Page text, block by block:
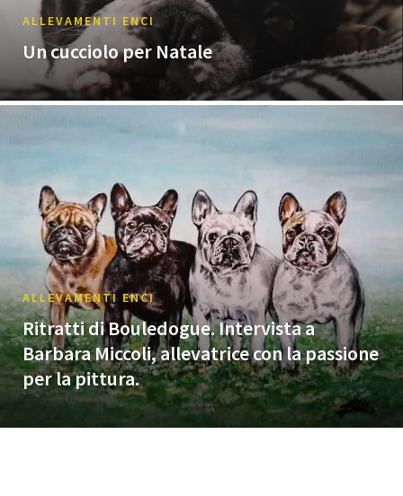
ALLEVAMENTI ENCI
Un cucciolo per Natale
ALLEVAMENTI ENCI
Ritratti di Bouledogue. Intervista a
Barbara Miccoli, allevatrice con la passione
per la pittura.